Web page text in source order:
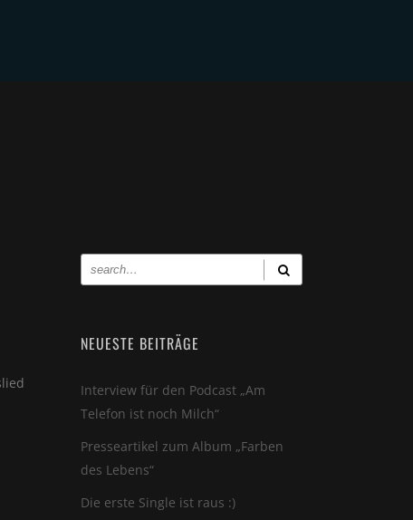
NEUESTE BEITRÄGE
Interview für den Podcast „Am
Telefon ist noch Milch“
Presseartikel zum Album „Farben
des Lebens“
Die erste Single ist raus :)